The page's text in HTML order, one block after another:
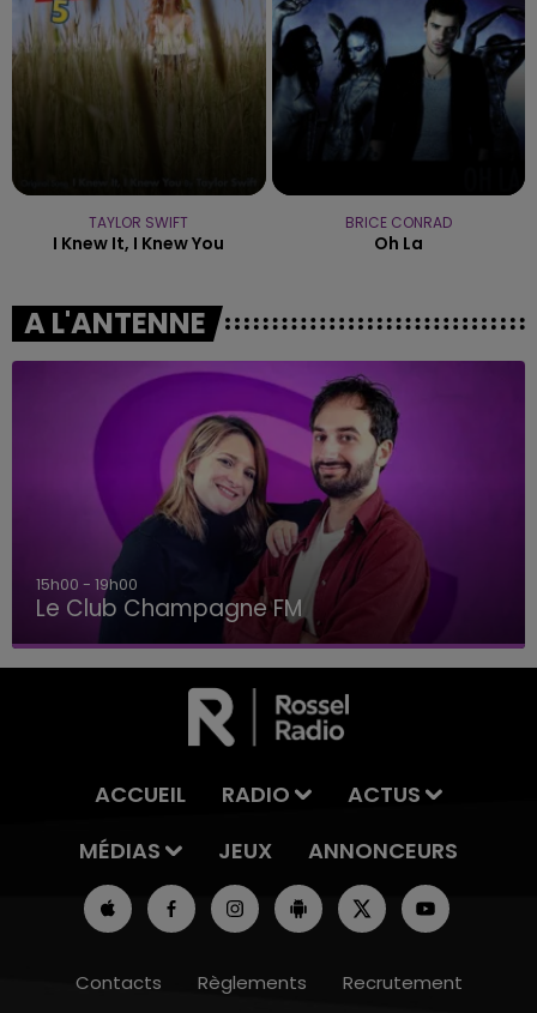
TAYLOR SWIFT
I Knew It, I Knew You
BRICE CONRAD
Oh La
A L'ANTENNE
15h00 - 19h00
Le Club Champagne FM
ACCUEIL RADIO
ACTUS
MÉDIAS
JEUX ANNONCEURS
Contacts Règlements Recrutement